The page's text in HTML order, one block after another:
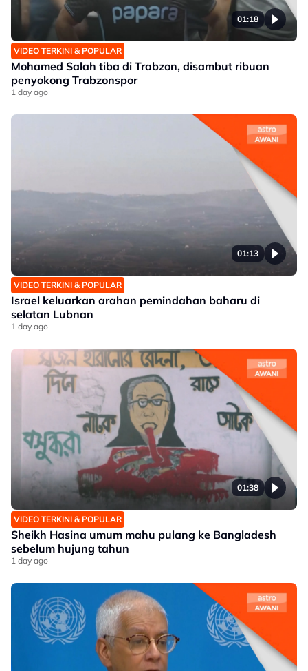
01:18
VIDEO TERKINI & POPULAR
Mohamed Salah tiba di Trabzon, disambut ribuan
penyokong Trabzonspor
1 day ago
01:13
VIDEO TERKINI & POPULAR
Israel keluarkan arahan pemindahan baharu di
selatan Lubnan
1 day ago
01:38
VIDEO TERKINI & POPULAR
Sheikh Hasina umum mahu pulang ke Bangladesh
sebelum hujung tahun
1 day ago